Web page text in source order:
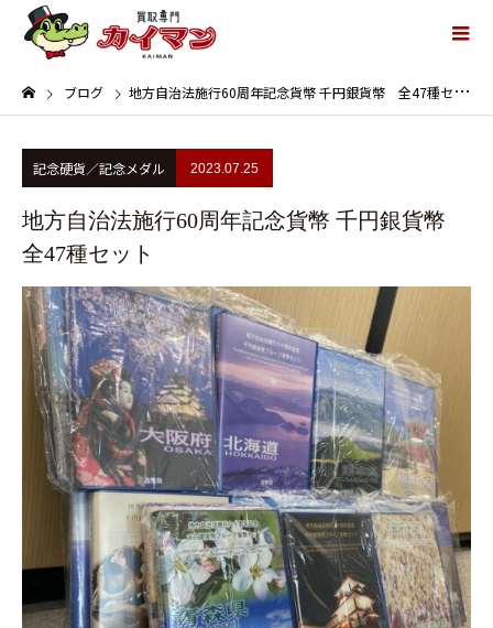
ブログ 地方自治法施行60周年記念貨幣 千円銀貨幣 全47種セット
記念硬貨／記念メダル 2023.07.25
地方自治法施行60周年記念貨幣 千円銀貨幣
全47種セット